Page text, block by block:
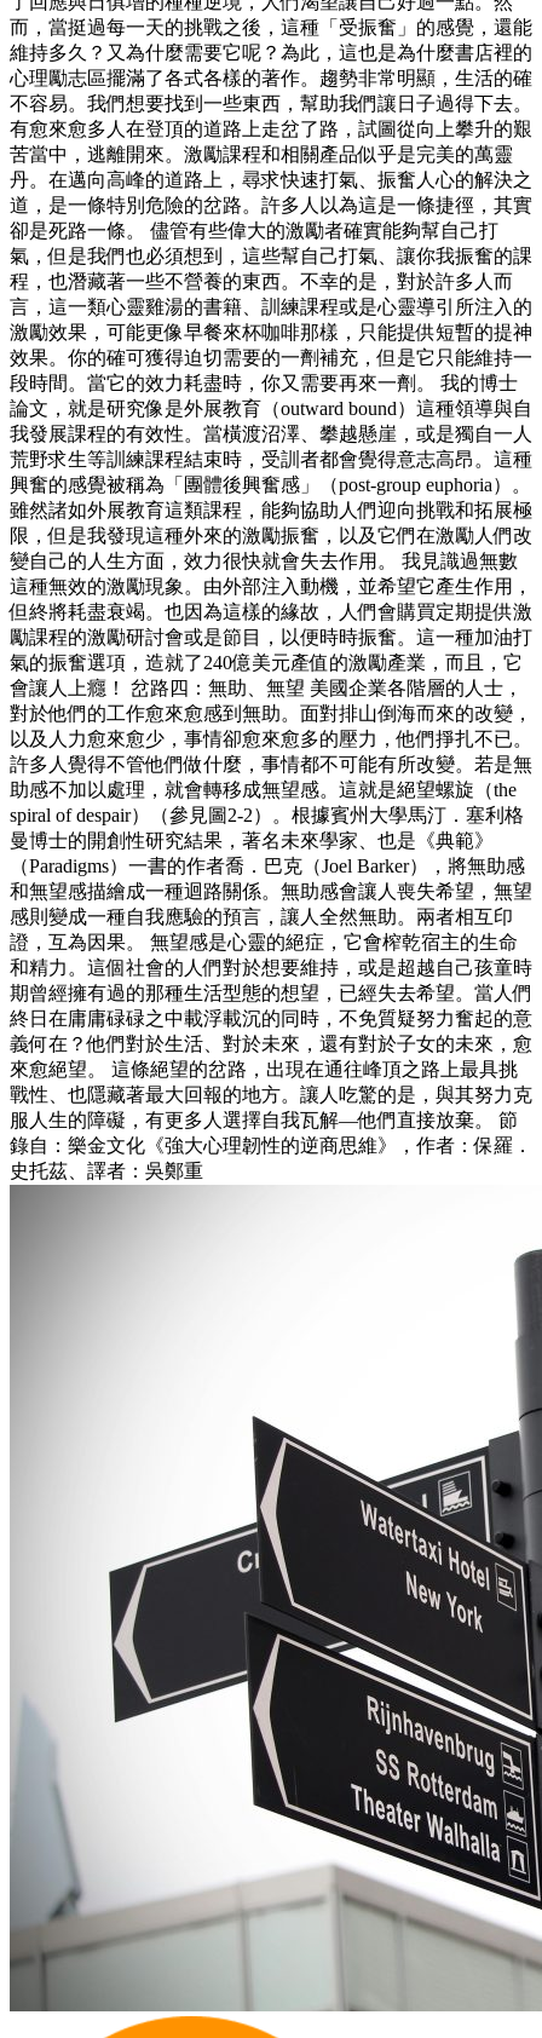
而，當挺過每一天的挑戰之後，這種「受振奮」的感覺，還能
維持多久？又為什麼需要它呢？為此，這也是為什麼書店裡的
心理勵志區擺滿了各式各樣的著作。趨勢非常明顯，生活的確
不容易。我們想要找到一些東西，幫助我們讓日子過得下去。
有愈來愈多人在登頂的道路上走岔了路，試圖從向上攀升的艱
苦當中，逃離開來。激勵課程和相關產品似乎是完美的萬靈
丹。在邁向高峰的道路上，尋求快速打氣、振奮人心的解決之
道，是一條特別危險的岔路。許多人以為這是一條捷徑，其實
卻是死路一條。 儘管有些偉大的激勵者確實能夠幫自己打
氣，但是我們也必須想到，這些幫自己打氣、讓你我振奮的課
程，也潛藏著一些不營養的東西。不幸的是，對於許多人而
言，這一類心靈雞湯的書籍、訓練課程或是心靈導引所注入的
激勵效果，可能更像早餐來杯咖啡那樣，只能提供短暫的提神
效果。你的確可獲得迫切需要的一劑補充，但是它只能維持一
段時間。當它的效力耗盡時，你又需要再來一劑。 我的博士
論文，就是研究像是外展教育（outward bound）這種領導與自
我發展課程的有效性。當橫渡沼澤、攀越懸崖，或是獨自一人
荒野求生等訓練課程結束時，受訓者都會覺得意志高昂。這種
興奮的感覺被稱為「團體後興奮感」（post-group euphoria）。
雖然諸如外展教育這類課程，能夠協助人們迎向挑戰和拓展極
限，但是我發現這種外來的激勵振奮，以及它們在激勵人們改
變自己的人生方面，效力很快就會失去作用。 我見識過無數
這種無效的激勵現象。由外部注入動機，並希望它產生作用，
但終將耗盡衰竭。也因為這樣的緣故，人們會購買定期提供激
勵課程的激勵研討會或是節目，以便時時振奮。這一種加油打
氣的振奮選項，造就了240億美元產值的激勵產業，而且，它
會讓人上癮！ 岔路四：無助、無望 美國企業各階層的人士，
對於他們的工作愈來愈感到無助。面對排山倒海而來的改變，
以及人力愈來愈少，事情卻愈來愈多的壓力，他們掙扎不已。
許多人覺得不管他們做什麼，事情都不可能有所改變。若是無
助感不加以處理，就會轉移成無望感。這就是絕望螺旋（the
spiral of despair）（參見圖2-2）。根據賓州大學馬汀．塞利格
曼博士的開創性研究結果，著名未來學家、也是《典範》
（Paradigms）一書的作者喬．巴克（Joel Barker），將無助感
和無望感描繪成一種迴路關係。無助感會讓人喪失希望，無望
感則變成一種自我應驗的預言，讓人全然無助。兩者相互印
證，互為因果。 無望感是心靈的絕症，它會榨乾宿主的生命
和精力。這個社會的人們對於想要維持，或是超越自己孩童時
期曾經擁有過的那種生活型態的想望，已經失去希望。當人們
終日在庸庸碌碌之中載浮載沉的同時，不免質疑努力奮起的意
義何在？他們對於生活、對於未來，還有對於子女的未來，愈
來愈絕望。 這條絕望的岔路，出現在通往峰頂之路上最具挑
戰性、也隱藏著最大回報的地方。讓人吃驚的是，與其努力克
服人生的障礙，有更多人選擇自我瓦解—他們直接放棄。 節
錄自：樂金文化《強大心理韌性的逆商思維》，作者：保羅．
史托茲、譯者：吳鄭重